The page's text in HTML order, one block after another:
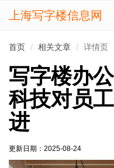
上海写字楼信息网
首页 相关文章 详情页
写字楼办
科技对员
进
更新日期： 2025-08-24